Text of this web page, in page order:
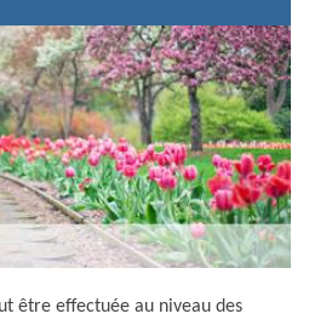
être effectuée au niveau des